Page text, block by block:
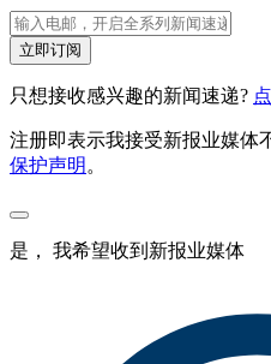
立即订阅
只想接收感兴趣的新闻速递?
注册即表示我接受新报业媒体
保护声明 。
是， 我希望收到新报业媒体